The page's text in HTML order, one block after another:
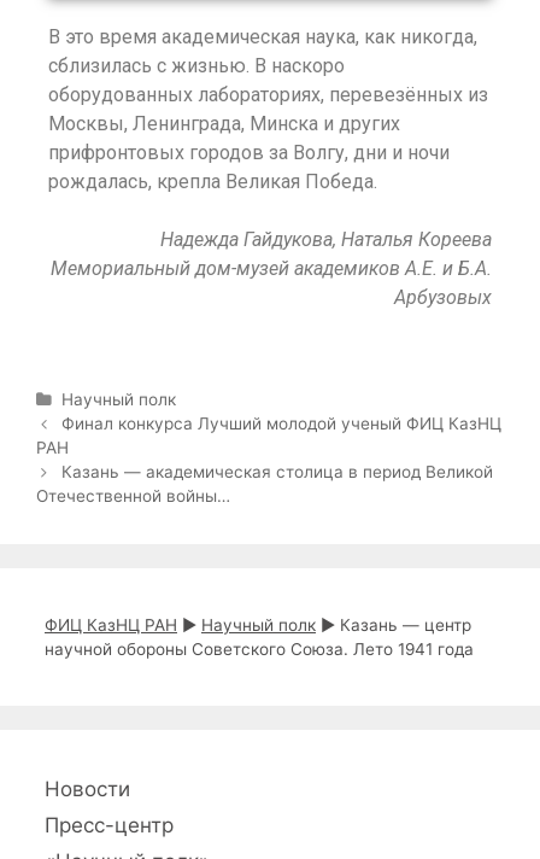
В это время академическая наука, как никогда,
сблизилась с жизнью. В наскоро
оборудованных лабораториях, перевезённых из
Москвы, Ленинграда, Минска и других
прифронтовых городов за Волгу, дни и ночи
рождалась, крепла Великая Победа.
Надежда Гайдукова, Наталья Кореева
Мемориальный дом-музей академиков А.Е. и Б.А.
Арбузовых
Научный полк
Финал конкурса Лучший молодой ученый ФИЦ КазНЦ
РАН
Казань — академическая столица в период Великой
Отечественной войны…
ФИЦ КазНЦ РАН ► Научный полк ► Казань — центр
научной обороны Советского Союза. Лето 1941 года
Новости
Пресс-центр